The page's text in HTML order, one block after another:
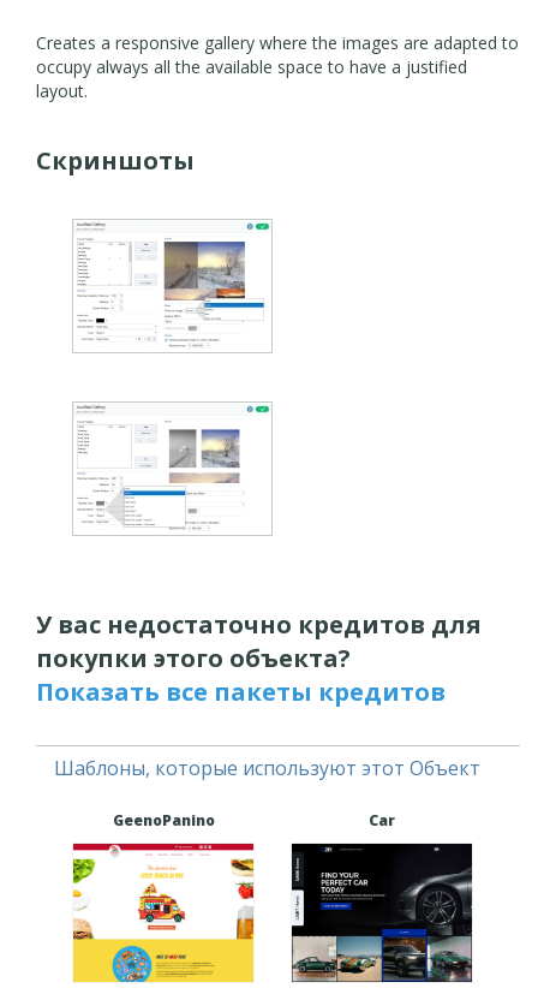
Creates a responsive gallery where the images are adapted to
occupy always all the available space to have a justified
layout.
Скриншоты
У вас недостаточно кредитов для
покупки этого объекта?
Показать все пакеты кредитов
Шаблоны, которые используют этот Объект
GeenoPanino Car